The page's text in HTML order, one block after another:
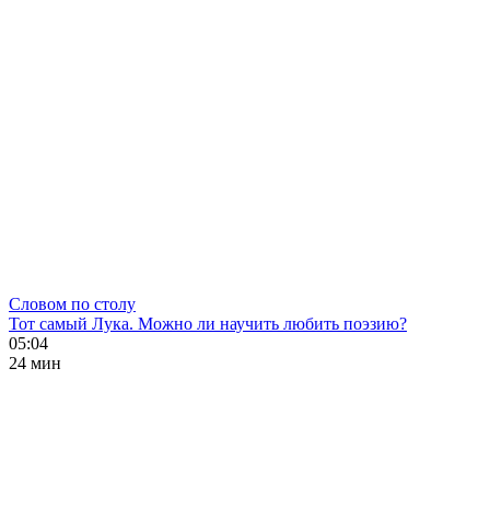
Словом по столу
Тот самый Лука. Можно ли научить любить поэзию?
05:04
24 мин